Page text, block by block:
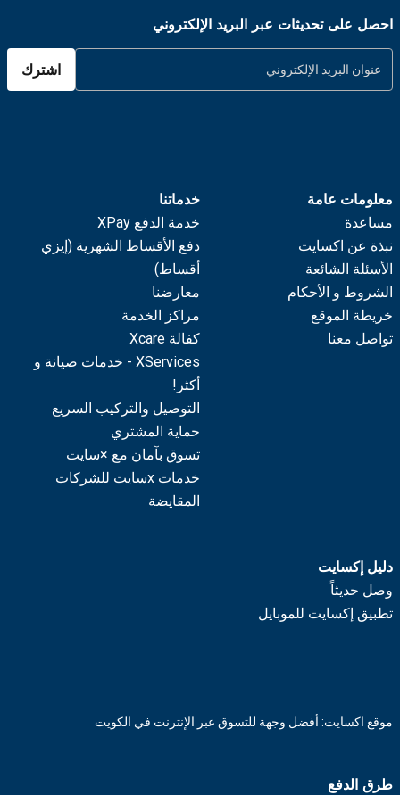
احصل على تحديثات عبر البريد الإلكتروني
اشترك
معلومات عامة
مساعدة
نبذة عن اكسايت
الأسئلة الشائعة
الشروط و الأحكام
خريطة الموقع
تواصل معنا
خدماتنا
خدمة الدفع XPay
دفع الأقساط الشهرية (إيزي
أقساط)
معارضنا
مراكز الخدمة
كفالة Xcare
XServices - خدمات صيانة و
أكثر!
التوصيل والتركيب السريع
حماية المشتري
تسوق بآمان مع ×سايت
خدمات xسايت للشركات
المقايضة
دليل إكسايت
وصل حديثاً
تطبيق إكسايت للموبايل
موقع اكسايت: أفضل وجهة للتسوق عبر الإنترنت في الكويت
طرق الدفع